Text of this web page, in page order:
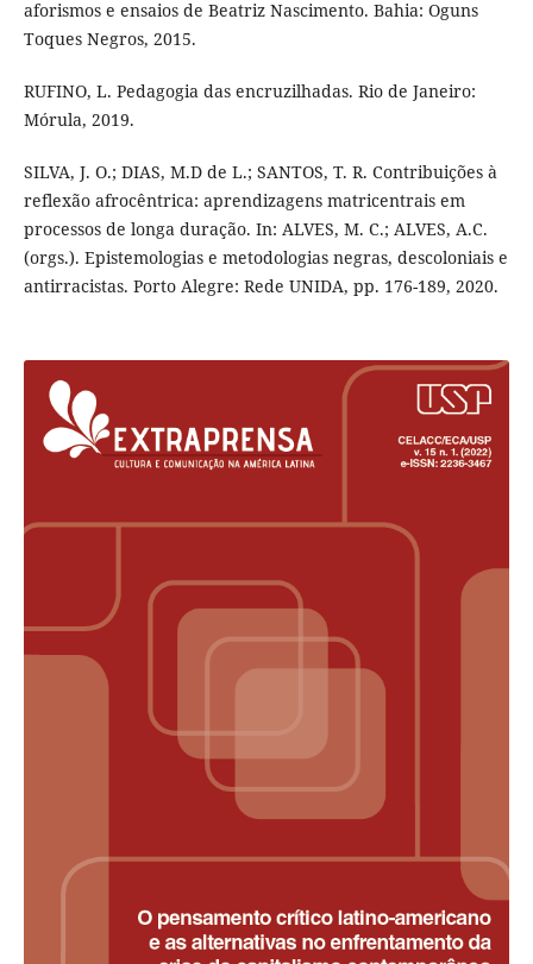
aforismos e ensaios de Beatriz Nascimento. Bahia: Oguns
Toques Negros, 2015.
RUFINO, L. Pedagogia das encruzilhadas. Rio de Janeiro:
Mórula, 2019.
SILVA, J. O.; DIAS, M.D de L.; SANTOS, T. R. Contribuições à
reflexão afrocêntrica: aprendizagens matricentrais em
processos de longa duração. In: ALVES, M. C.; ALVES, A.C.
(orgs.). Epistemologias e metodologias negras, descoloniais e
antirracistas. Porto Alegre: Rede UNIDA, pp. 176-189, 2020.